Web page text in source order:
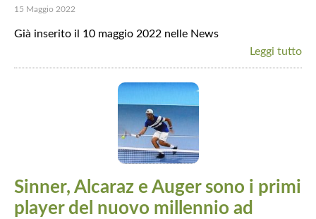
15 Maggio 2022
Già inserito il 10 maggio 2022 nelle News
Leggi tutto
Sinner, Alcaraz e Auger sono i primi
player del nuovo millennio ad